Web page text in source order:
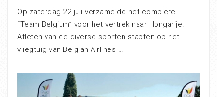
Op zaterdag 22 juli verzamelde het complete
“Team Belgium” voor het vertrek naar Hongarije.
Atleten van de diverse sporten stapten op het
vliegtuig van Belgian Airlines …